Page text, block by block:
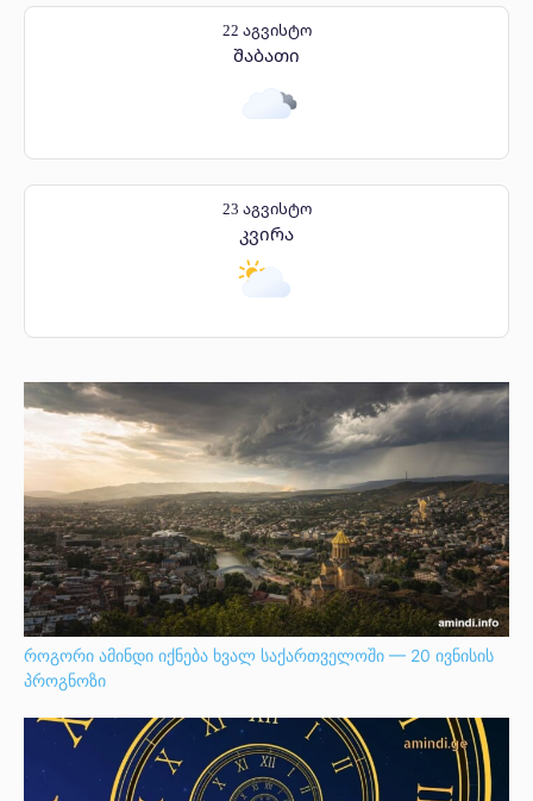
22 აგვისტო
შაბათი
23 აგვისტო
კვირა
როგორი ამინდი იქნება ხვალ საქართველოში — 20 ივნისის
პროგნოზი